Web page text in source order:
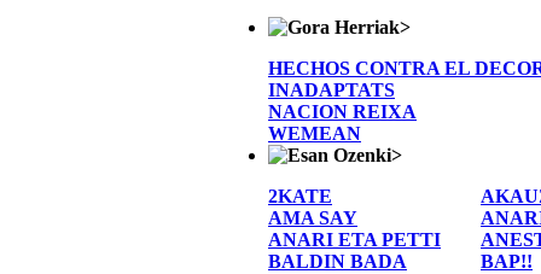
>
HECHOS CONTRA EL
INADAPTATS
NACION REIXA
WEMEAN
>
2KATE
AMA SAY
ANARI ETA PETTI
BALDIN BADA
BAP!!